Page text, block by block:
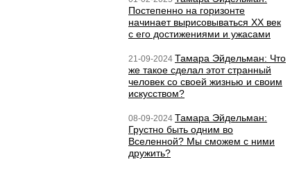
Постепенно на горизонте
начинает вырисовываться ХХ век
с его достижениями и ужасами
21-09-2024 Тамара Эйдельман: Что
же такое сделал этот странный
человек со своей жизнью и своим
искусством?
08-09-2024 Тамара Эйдельман:
Грустно быть одним во
Вселенной? Мы сможем с ними
дружить?